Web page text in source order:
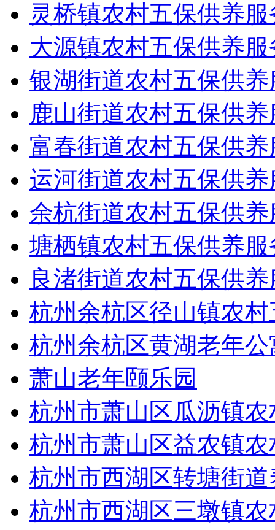
灵桥镇农村五保供养
大源镇农村五保供养
银湖街道农村五保供
鹿山街道农村五保供
富春街道农村五保供
运河街道农村五保供
余杭街道农村五保供
塘栖镇农村五保供养
良渚街道农村五保供
杭州余杭区径山镇农
杭州余杭区黄湖老年公
萧山老年颐乐园
杭州市萧山区瓜沥镇
杭州市萧山区益农镇
杭州市西湖区转塘街
杭州市西湖区三墩镇